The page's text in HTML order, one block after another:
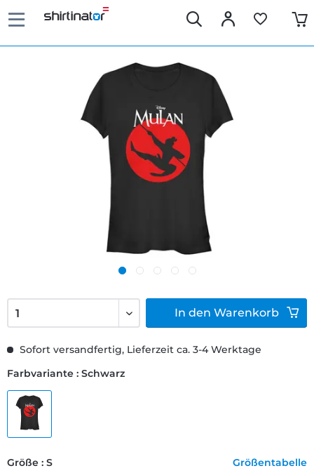
Sofort versandfertig, Lieferzeit ca. 3-4 Werktage
Farbvariante : Schwarz
Größe : S Größentabelle
In den Warenkorb